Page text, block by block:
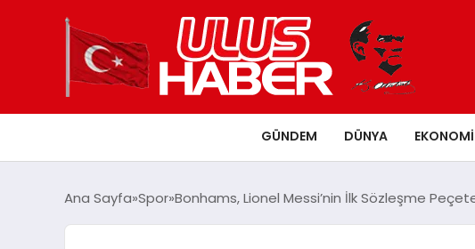
GÜNDEM DÜNYA EKONOMI
Ana Sayfa Spor Bonhams, Lionel Messi’nin İlk Sözleşme